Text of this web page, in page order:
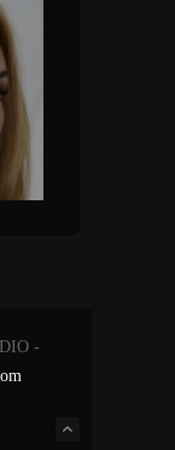
-